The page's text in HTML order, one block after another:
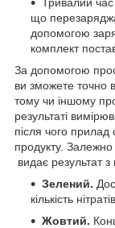
що
допомогою
комплект
За допомогою
ви зможете точно
тому чи іншому
результаті
після чого прилад
продукту. Залежно
видає результат з
Зелений.
кількість нітратів
Жовтий.